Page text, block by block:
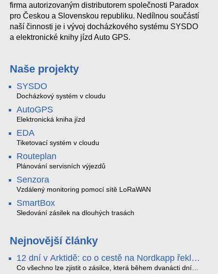
firma autorizovaným distributorem společnosti Paradox
pro Českou a Slovenskou republiku. Nedílnou součástí
naší činnosti je i vývoj docházkového systému SYSDO
a elektronické knihy jízd Auto GPS.
Naše projekty
SYSDO
Docházkový systém v cloudu
AutoGPS
Elektronická kniha jízd
EDA
Tiketovací systém v cloudu
Routeplan
Plánování servisních výjezdů
Senzora
Vzdálený monitoring pomocí sítě LoRaWAN
SmartBox
Sledování zásilek na dlouhých trasách
Nejnovější články
12 dní v Arktidě: co o cestě na Nordkapp řekla
data ze SMARTBOX 2 MAX
Co všechno lze zjistit o zásilce, která během dvanácti dní